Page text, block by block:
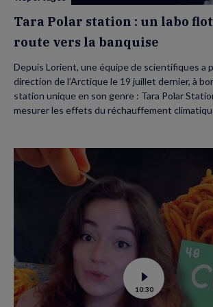
la
Tara Polar station : un labo
route vers la banquise
Depuis Lorient, une équipe de scientifiques a
direction de l’Arctique le 19 juillet dernier, à
station unique en son genre : Tara Polar
mesurer les effets du réchauffement
Voir
la
vidéo
10:30